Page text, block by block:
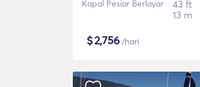
Kapal Pesiar Berlayar
43 ft
13 m
$2,756/hari